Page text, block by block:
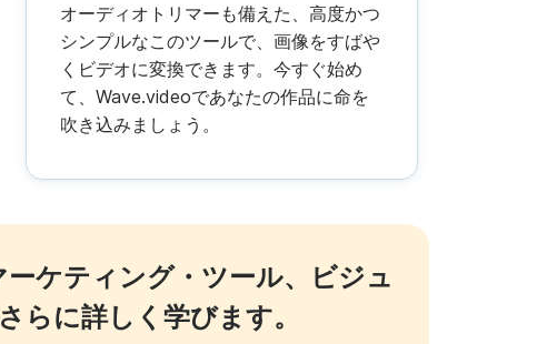
オーディオトリマーも備えた、高度かつ
シンプルなこのツールで、画像をすばや
くビデオに変換できます。今すぐ始め
て、Wave.videoであなたの作品に命を
吹き込みましょう。
ケティング・ツール、ビジュ
らに詳しく学びます。